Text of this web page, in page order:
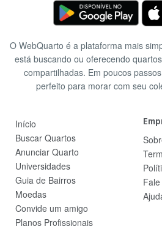
O WebQuarto é a plataforma mais
está buscando ou oferecendo
compartilhadas. Em poucos
perfeito para morar com seu
Início
Buscar Quartos
Anunciar Quarto
Universidades
Guia de Bairros
Moedas
Convide um amigo
Planos Profissionais